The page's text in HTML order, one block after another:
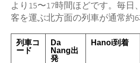
より15〜17時間ほどです。毎日
客を運ぶ北方面の列車が通常約6
列車コ
ード
Da
Nang出
発
Hanoi到着